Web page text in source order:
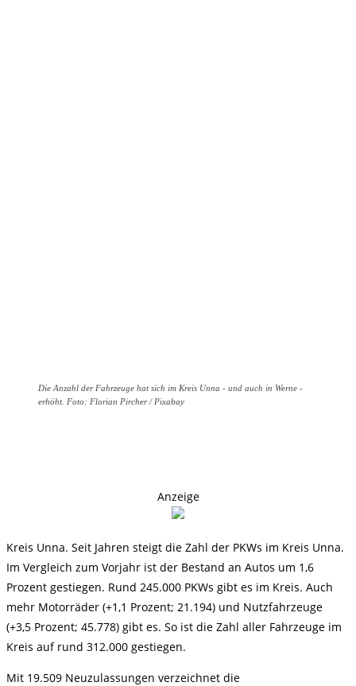
Die Anzahl der Fahrzeuge hat sich im Kreis Unna - und auch in Werne -
erhöht. Foto: Florian Pircher / Pixabay
Anzeige
Kreis Unna. Seit Jahren steigt die Zahl der PKWs im Kreis Unna.
Im Vergleich zum Vorjahr ist der Bestand an Autos um 1,6
Prozent gestiegen. Rund 245.000 PKWs gibt es im Kreis. Auch
mehr Motorräder (+1,1 Prozent; 21.194) und Nutzfahrzeuge
(+3,5 Prozent; 45.778) gibt es. So ist die Zahl aller Fahrzeuge im
Kreis auf rund 312.000 gestiegen.
Mit 19.509 Neuzulassungen verzeichnet die